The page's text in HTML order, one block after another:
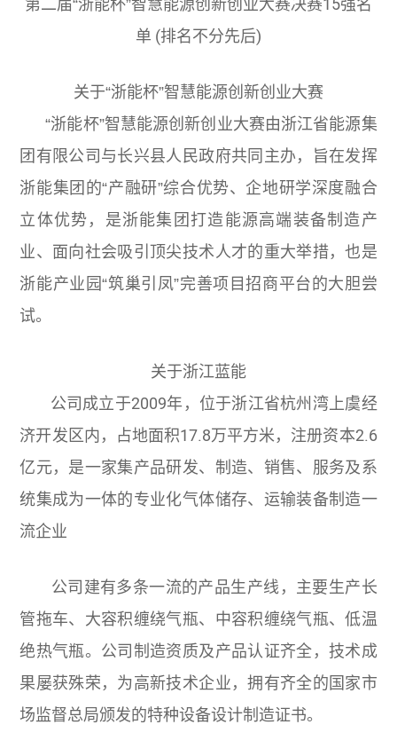
第二届“浙能杯”智慧能源创新创业大赛决赛15强名
单 (排名不分先后)
关于“浙能杯”智慧能源创新创业大赛
“浙能杯”智慧能源创新创业大赛由浙江省能源集
团有限公司与长兴县人民政府共同主办，旨在发挥
浙能集团的“产融研”综合优势、企地研学深度融合
立体优势，是浙能集团打造能源高端装备制造产
业、面向社会吸引顶尖技术人才的重大举措，也是
浙能产业园“筑巢引凤”完善项目招商平台的大胆尝
试。
关于浙江蓝能
公司成立于2009年，位于浙江省杭州湾上虞经
济开发区内，占地面积17.8万平方米，注册资本2.6
亿元，是一家集产品研发、制造、销售、服务及系
统集成为一体的专业化气体储存、运输装备制造一
流企业
公司建有多条一流的产品生产线，主要生产长
管拖车、大容积缠绕气瓶、中容积缠绕气瓶、低温
绝热气瓶。公司制造资质及产品认证齐全，技术成
果屡获殊荣，为高新技术企业，拥有齐全的国家市
场监督总局颁发的特种设备设计制造证书。